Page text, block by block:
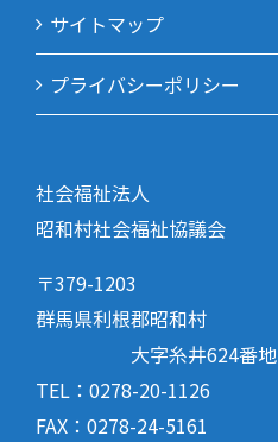
サイトマップ
プライバシーポリシー
社会福祉法人
昭和村社会福祉協議会
〒379-1203
群馬県利根郡昭和村
大字糸井624番地
TEL：0278-20-1126
FAX：0278-24-5161